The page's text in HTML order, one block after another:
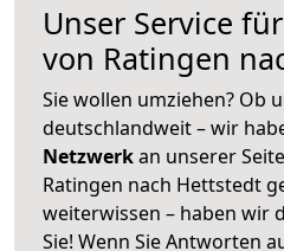
Unser Service
von Ratingen
Sie wollen umziehen? Ob
deutschlandweit – wir
Netzwerkan unserer
Ratingen nach Hettstedt
weiterwissen – haben wir
Sie! Wenn Sie Antworten